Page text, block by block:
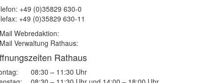
+49 (0)35829 630-0
+49 (0)35829 630-11
Webredaktion:
Verwaltung Rathaus:
Rathaus
08:30 – 11:30 Uhr